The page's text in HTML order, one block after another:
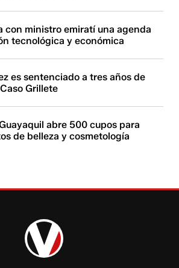
con ministro emiratí una agenda
tecnológica y económica
es sentenciado a tres años de
Grillete
abre 500 cupos para
de belleza y cosmetología